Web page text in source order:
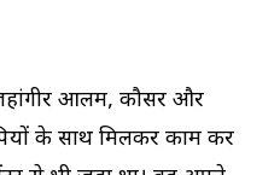
आलम, कौसर और
के साथ मिलकर काम कर